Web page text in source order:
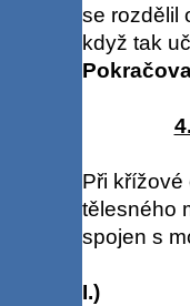
se rozdělil
když tak
Při křížové
tělesného
spojen s
I.)